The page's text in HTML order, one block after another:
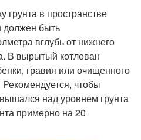
в пространстве
должен быть
вглубь от нижнего
В вырытый котлован
гравия или очищенного
Рекомендуется, чтобы
над уровнем грунта
примерно на 20